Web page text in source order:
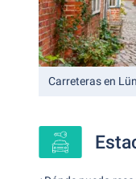
Carreteras en